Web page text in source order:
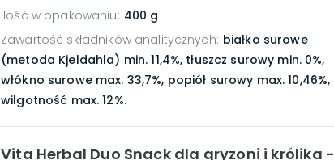
Ilość w opakowaniu: 400 g
Zawartość składników analitycznych: białko surowe
(metoda Kjeldahla) min. 11,4%, tłuszcz surowy min. 0%,
włókno surowe max. 33,7%, popiół surowy max. 10,46%,
wilgotność max. 12%.
Vita Herbal Duo Snack dla gryzoni i królika -